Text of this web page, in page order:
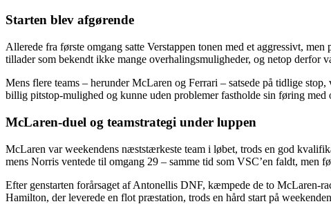
Starten blev afgørende
Allerede fra første omgang satte Verstappen tonen med et aggressivt,
tillader som bekendt ikke mange overhalingsmuligheder, og netop derfor
Mens flere teams – herunder McLaren og Ferrari – satsede på tidlige
billig pitstop-mulighed og kunne uden problemer fastholde sin føring
McLaren-duel og teamstrategi under luppen
McLaren var weekendens næststærkeste team i løbet, trods en god
mens Norris ventede til omgang 29 – samme tid som VSC’en faldt, men
Efter genstarten forårsaget af Antonellis DNF, kæmpede de to McLaren-
Hamilton, der leverede en flot præstation, trods en hård start på